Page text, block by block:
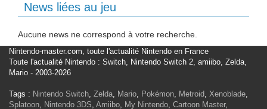
News liées au jeu
Aucune news ne correspond à votre recherche.
Nintendo-master.com, toute l'actualité Nintendo en France
Toute l'actualité Nintendo : Switch, Nintendo Switch 2, amiibo, Zelda,
Mario - 2003-2026
Tags : Nintendo Switch, Zelda, Mario, Pokémon, Metroid, Xenoblade,
Splatoon, Nintendo 3DS, Amiibo, My Nintendo, Cartoon Master,